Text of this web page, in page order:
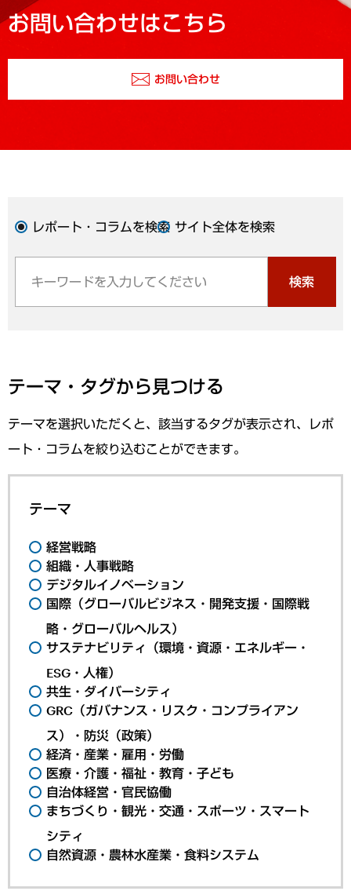
お問い合わせはこちら
お問い合わせ
レポート・コラムを検索 サイト全体を検索
検索
テーマ・タグから見つける
テーマを選択いただくと、該当するタグが表示され、レポ
ート・コラムを絞り込むことができます。
テーマ
経営戦略
組織・人事戦略
デジタルイノベーション
国際（グローバルビジネス・開発支援・国際戦
略・グローバルヘルス）
サステナビリティ（環境・資源・エネルギー・
ESG・人権）
共生・ダイバーシティ
GRC（ガバナンス・リスク・コンプライアン
ス）・防災（政策）
経済・産業・雇用・労働
医療・介護・福祉・教育・子ども
自治体経営・官民協働
まちづくり・観光・交通・スポーツ・スマート
シティ
自然資源・農林水産業・食料システム